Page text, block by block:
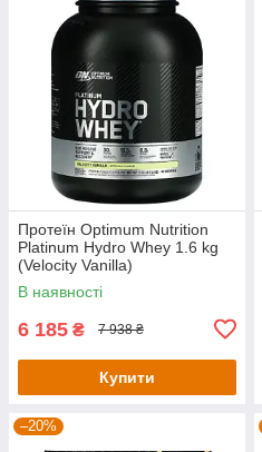
Протеїн Optimum Nutrition
Platinum Hydro Whey 1.6 kg
(Velocity Vanilla)
В наявності
6 185 ₴ 7 938 ₴
Купити
–20%